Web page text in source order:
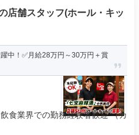
店舗スタッフ(ホール・キッ
中！✅月給28万円～30万円＋賞
食業界での勤務経験者歓迎 （カ